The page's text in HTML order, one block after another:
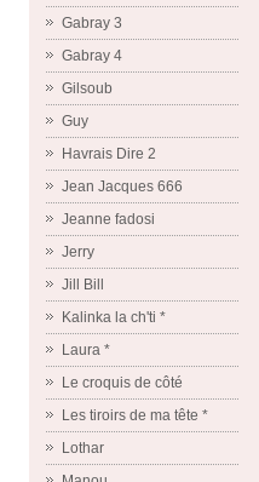
Gabray 3
Gabray 4
Gilsoub
Guy
Havrais Dire 2
Jean Jacques 666
Jeanne fadosi
Jerry
Jill Bill
Kalinka la ch'ti *
Laura *
Le croquis de côté
Les tiroirs de ma tête *
Lothar